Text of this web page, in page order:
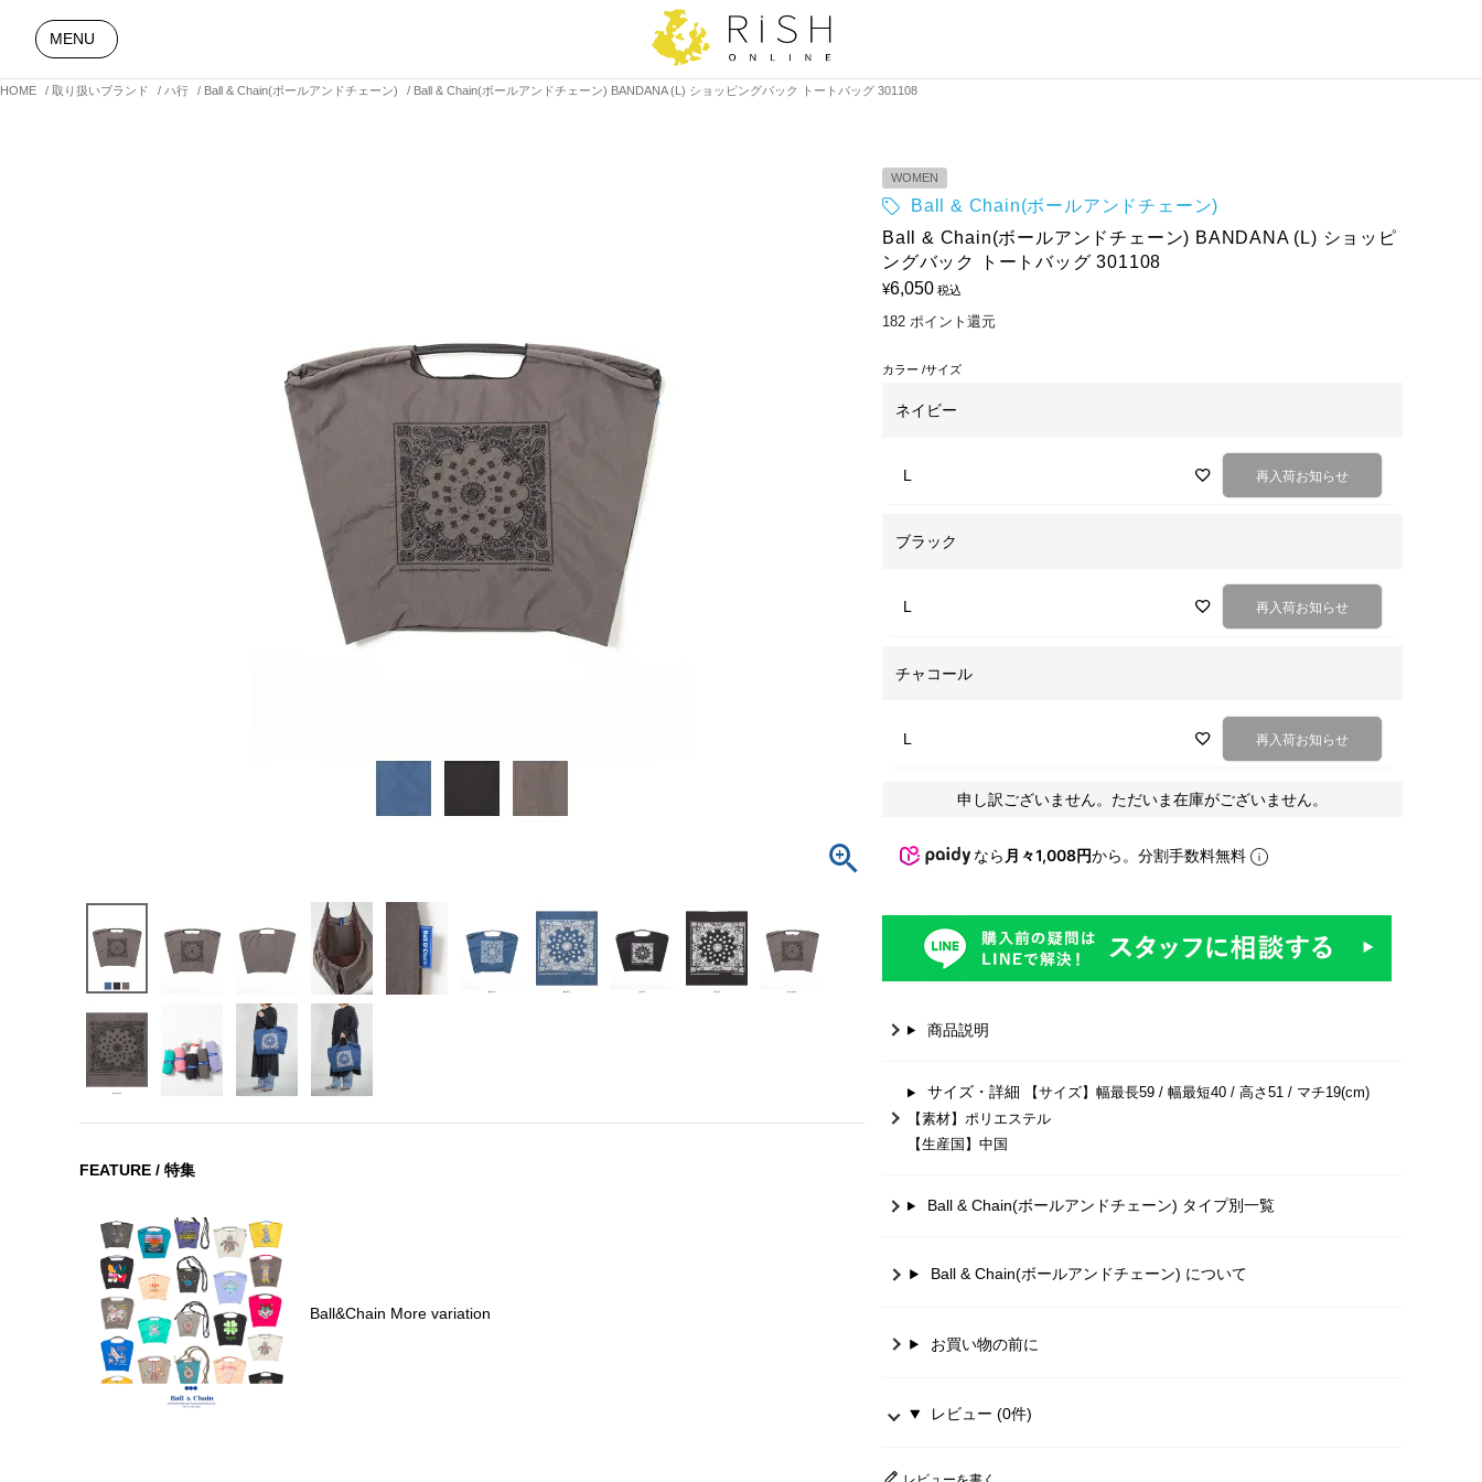
HOME 取り扱いブランド ハ行 Ball & Chain(ボールアンドチェーン) Ball & Chain(ボールアンドチェーン) BANDANA (L) ショッピングバック トートバッグ 301108
MENU
FEATURE / 特集
Ball&Chain More variation
WOMEN
Ball & Chain(ボールアンドチェーン)
Ball & Chain(ボールアンドチェーン) BANDANA (L) ショッピ
ングバック トートバッグ 301108
¥6,050 税込
182 ポイント還元
カラー サイズ
ネイビー
L 再入荷お知らせ
ブラック
L 再入荷お知らせ
チャコール
L 再入荷お知らせ
申し訳ございません。ただいま在庫がございません。
なら 月々1,008円から。分割手数料無料
商品説明
サイズ・詳細 【サイズ】幅最長59 / 幅最短40 / 高さ51 / マチ19(cm)
【素材】ポリエステル
【生産国】中国
Ball & Chain(ボールアンドチェーン) タイプ別一覧
Ball & Chain(ボールアンドチェーン) について
お買い物の前に
レビュー (0件)